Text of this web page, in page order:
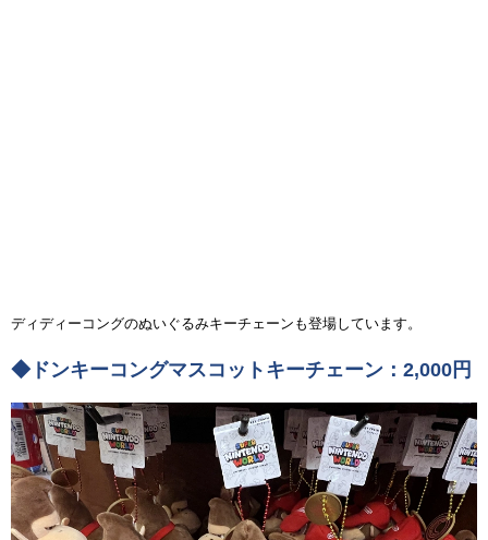
ディディーコングのぬいぐるみキーチェーンも登場しています。
◆ドンキーコングマスコットキーチェーン：2,000円